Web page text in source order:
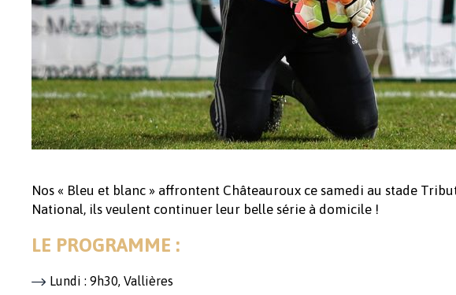
Nos « Bleu et blanc » affrontent Châteauroux ce samedi au stade
National, ils veulent continuer leur belle série à domicile !
LE PROGRAMME :
Lundi : 9h30, Vallières